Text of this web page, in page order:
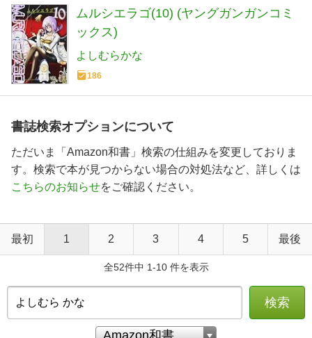
ムルシエラゴ(10) (ヤングガンガンコミ
ックス)
よしむらかな
186
書誌検索オプションについて
ただいま「Amazon和書」検索の仕組みを変更しておりま
す。検索で本が見つからない場合の対処法など、詳しくは
こちらのお知らせをご確認ください。
最初 1 2 3 4 5 最後
全52件中 1-10 件を表示
検索